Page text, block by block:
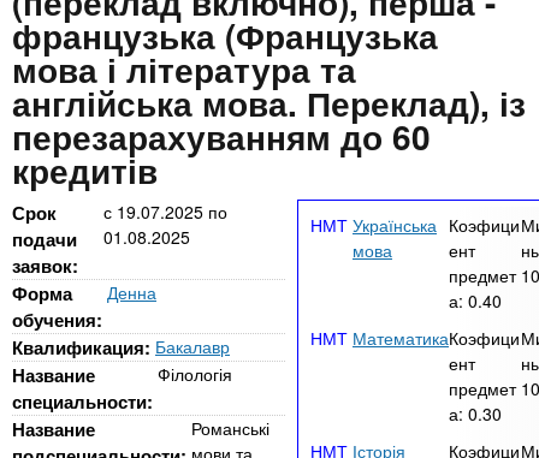
ю
r
i
e
n
t
s
У
ч
е
б
н
ы
х
з
а
в
е
д
е
Колледжи
Курсы
Частные школы
MBA
За рубежом
ь
французька (Французька
мова і література та
англійська мова. Переклад), із
перезарахуванням до 60
кредитів
Срок
подачи
заявок:
с 19.07.2025по
01.08.2025
Форма
обучения:
Денна
Квалификация: Бакалавр
Название
специальности:
Філологія
Название
Романські
мови та
Українська
мова
Коэфици
ент
предмет
а: 0.40
МатематикаКоэфици
ент
предмет
а: 0.30
Історія
Коэфици